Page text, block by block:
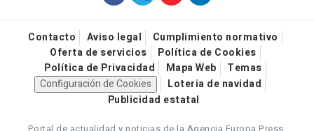
Contacto Aviso legal
Cumplimiento normativo
Oferta de servicios
Política de Cookies
Política de Privacidad
Mapa Web
Temas
Configuración de Cookies
Loteria de navidad
Publicidad estatal